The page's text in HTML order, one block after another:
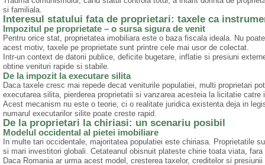
si familiala.
Interesul statului fata de proprietari: taxele ca
Impozitul pe proprietate – o sursa sigura de venit
Pentru orice stat, proprietatea imobiliara este o baza fiscala ideala. Nu
acest motiv, taxele pe proprietate sunt printre cele mai usor de colectat.
Intr-un context de datorii publice, deficite bugetare, inflatie si presiuni
obtine venituri rapide si stabile.
De la impozit la executare silita
Daca taxele cresc mai repede decat veniturile populatiei, multi proprietari
executarea silita, pierderea proprietatii si vanzarea acesteia la licitatie
Acest mecanism nu este o teorie, ci o realitate juridica existenta deja in
numarul executarilor silite poate creste rapid.
De la proprietari la chiriasi: un scenariu posibil
Modelul occidental al pietei imobiliare
In multe tari occidentale, majoritatea populatiei este chiriasa. Proprietatile
si mari investitori globali. Cetateanul obisnuit plateste chirie toata viata,
Daca Romania ar urma acest model, cresterea taxelor, creditelor si